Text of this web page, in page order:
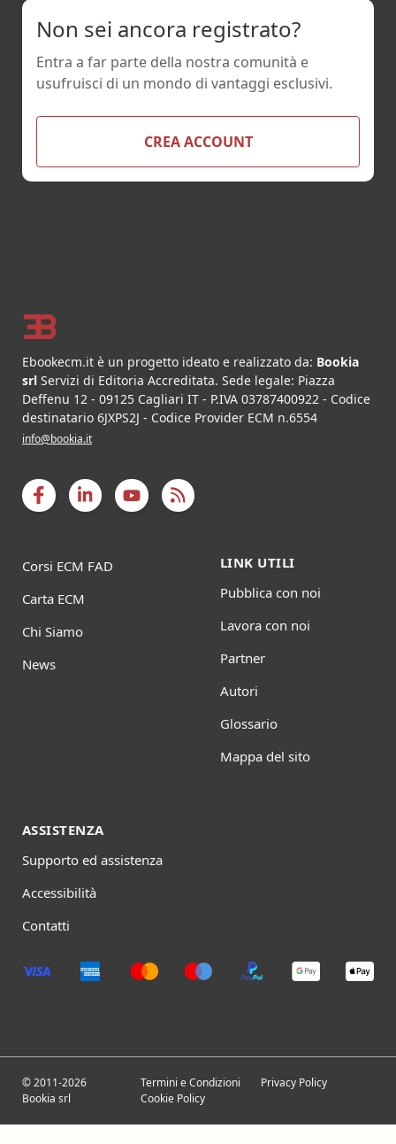
Non sei ancora registrato?
Entra a far parte della nostra comunità e
usufruisci di un mondo di vantaggi esclusivi.
CREA ACCOUNT
Ebookecm.it è un progetto ideato e realizzato da: Bookia
srl Servizi di Editoria Accreditata. Sede legale: Piazza
Deffenu 12 - 09125 Cagliari IT - P.IVA 03787400922 - Codice
destinatario 6JXPS2J - Codice Provider ECM n.6554
info@bookia.it
Corsi ECM FAD
Carta ECM
Chi Siamo
News
LINK UTILI
Pubblica con noi
Lavora con noi
Partner
Autori
Glossario
Mappa del sito
ASSISTENZA
Supporto ed assistenza
Accessibilità
Contatti
© 2011-2026
Bookia srl
Termini e Condizioni
Privacy Policy
Cookie Policy